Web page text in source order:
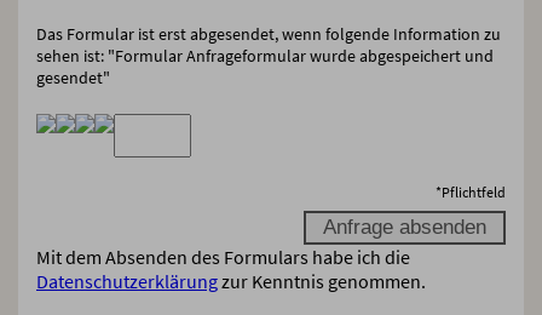
Das Formular ist erst abgesendet, wenn folgende Information zu
sehen ist: "Formular Anfrageformular wurde abgespeichert und
gesendet"
*Pflichtfeld
Mit dem Absenden des Formulars habe ich die
Datenschutzerklärungzur Kenntnis genommen.